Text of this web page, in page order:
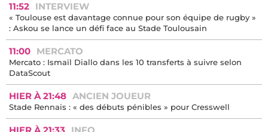
11:52 INTERVIEW
« Toulouse est davantage connue pour son équipe de rugby »
: Askou se lance un défi face au Stade Toulousain
11:00 MERCATO
Mercato : Ismaïl Diallo dans les 10 transferts à suivre selon
DataScout
HIER À 21:48 ANCIEN JOUEUR
Stade Rennais : « des débuts pénibles » pour Cresswell